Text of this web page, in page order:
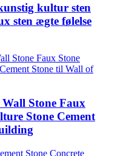
kultur sten
sten ægte følelse
Wall Stone Faux
Stone Cement